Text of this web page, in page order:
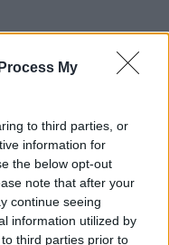
My
to third parties, or
information for
the below opt-out
note that after your
continue seeing
information utilized by
third parties prior to
emergenze pandemiche
di euro a favore delle
l'acquisto e la
apparecchiature di
sistemi di
del paziente.